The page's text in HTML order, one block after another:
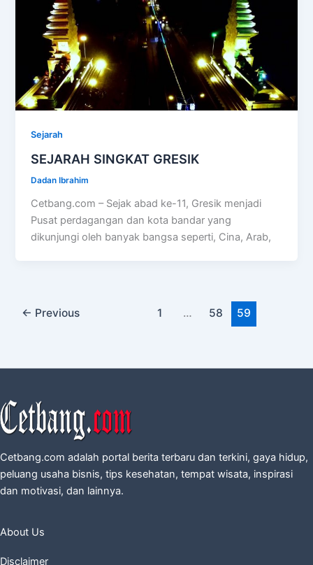
Sejarah
SEJARAH SINGKAT GRESIK
Dadan Ibrahim
Cetbang.com – Sejak abad ke-11, Gresik menjadi
Pusat perdagangan dan kota bandar yang
dikunjungi oleh banyak bangsa seperti, Cina, Arab,
← Previous 1 … 58 59
Cetbang.com adalah portal berita terbaru dan terkini, gaya hidup,
peluang usaha bisnis, tips kesehatan, tempat wisata, inspirasi
dan motivasi, dan lainnya.
About Us
Disclaimer